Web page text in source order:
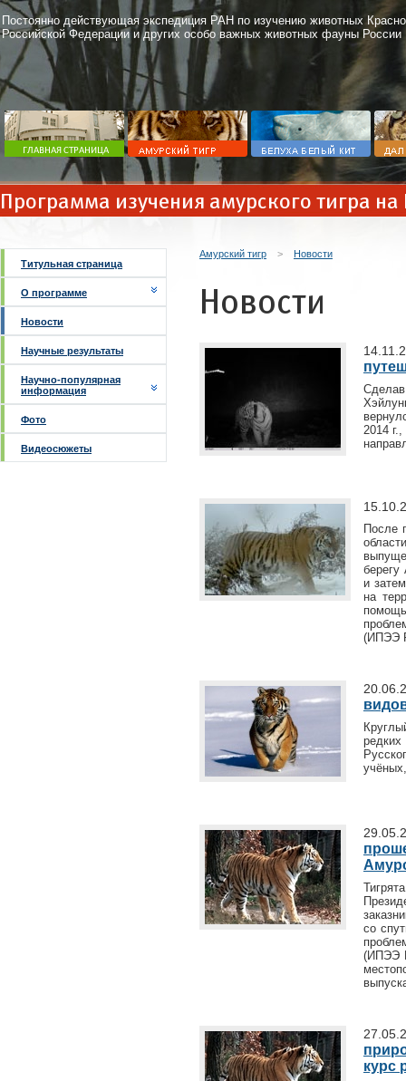
Постоянно действующая экспедиция РАН по изучению животных
Российской Федерации и других особо важных животных фауны России
Программа изучения амурского тигра
Титульная страница
О программе
Новости
Научные результаты
Научно-популярная
информация
Фото
Видеосюжеты
Амурский тигр > Новости
Новости
2014
После
и
на
(ИПЭЭ
со
(ИПЭЭ
курс